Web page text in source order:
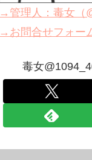
→管理人：毒女（
→お問合せフォー
毒女